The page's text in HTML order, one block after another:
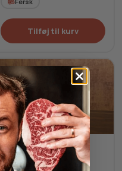
Tilføj til kurv
Trøffelpulver
245,00 kr.